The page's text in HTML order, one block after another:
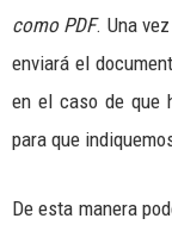
como PDF. Una
enviará el
en el caso de que
para que
De esta manera